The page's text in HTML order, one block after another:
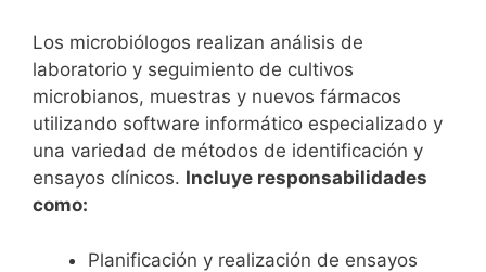
Los microbiólogos realizan análisis de
laboratorio y seguimiento de cultivos
microbianos, muestras y nuevos fármacos
utilizando software informático especializado y
una variedad de métodos de identificación y
ensayos clínicos. Incluye responsabilidades
como:
Planificación y realización de ensayos